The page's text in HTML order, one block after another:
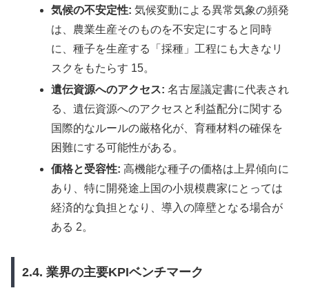
気候の不安定性: 気候変動による異常気象の頻発
は、農業生産そのものを不安定にすると同時
に、種子を生産する「採種」工程にも大きなリ
スクをもたらす 15。
遺伝資源へのアクセス: 名古屋議定書に代表され
る、遺伝資源へのアクセスと利益配分に関する
国際的なルールの厳格化が、育種材料の確保を
困難にする可能性がある。
価格と受容性: 高機能な種子の価格は上昇傾向に
あり、特に開発途上国の小規模農家にとっては
経済的な負担となり、導入の障壁となる場合が
ある 2。
2.4. 業界の主要KPIベンチマーク